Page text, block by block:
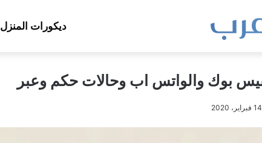
ديكورات المنزل
بوك والواتس اب وحالات حكم وعبر